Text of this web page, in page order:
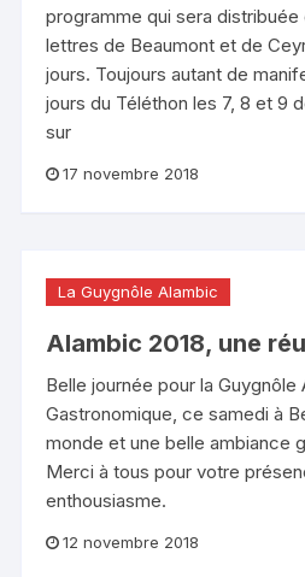
programme qui sera
lettres de Beaumont et de
jours. Toujours autant de
jours du Téléthon les 7, 8 et 9
sur
17 novembre 2018
La Guygnôle Alambic
Alambic 2018, une
Belle journée pour la Guygnôle
Gastronomique, ce samedi à
monde et une belle ambiance
Merci à tous pour votre
enthousiasme.
12 novembre 2018